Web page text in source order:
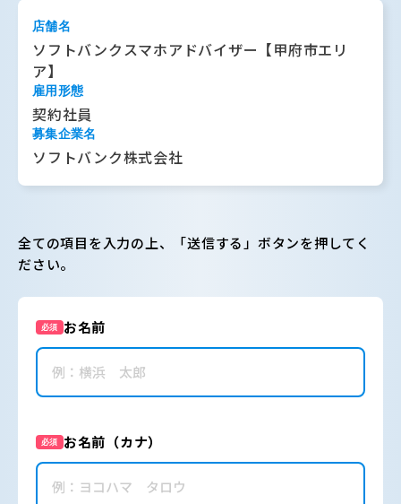
店舗名
ソフトバンクスマホアドバイザー【甲府市エリ
ア】
雇用形態
契約社員
募集企業名
ソフトバンク株式会社
全ての項目を入力の上、「送信する」ボタンを押してく
ださい。
必須 お名前
必須 お名前（カナ）